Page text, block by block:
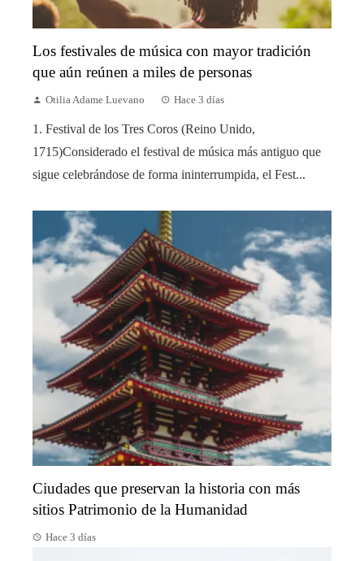
Los festivales de música con mayor tradición
que aún reúnen a miles de personas
Otilia Adame Luevano Hace 3 días
1. Festival de los Tres Coros (Reino Unido,
1715)Considerado el festival de música más antiguo que
sigue celebrándose de forma ininterrumpida, el Fest...
Ciudades que preservan la historia con más
sitios Patrimonio de la Humanidad
Hace 3 días